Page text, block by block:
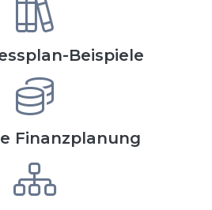
Beispiele
Finanzplanung